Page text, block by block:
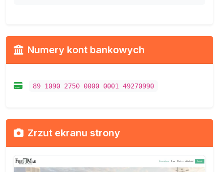
Numery kont bankowych
89 1090 2750 0000 0001 49270990
Zrzut ekranu strony